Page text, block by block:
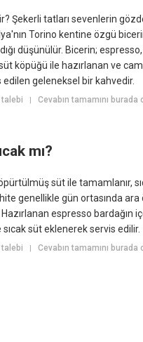
Şekerli tatları sevenlerin
Torino kentine özgü
düşünülür. Bicerin; espresso,
köpüğü ile hazırlanan ve cam
geleneksel bir kahvedir.
talebi |Cevabın tamamını burada
mı?
süt ile tamamlanır,
genellikle gün ortasında ara
espresso bardağın
süt eklenerek servis edilir.
talebi |Cevabın tamamını burada